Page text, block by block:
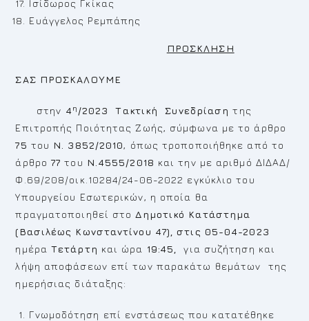
Ισίδωρος Γκίκας
Ευάγγελος Ρεμπάπης
ΠΡΟΣΚΛΗΣΗ
ΣΑΣ ΠΡΟΣΚΑΛΟΥΜΕ
στην 4 η /2023 Τακτική Συνεδρίαση της
Επιτροπής Ποιότητας Ζωής, σύμφωνα με το άρθρο
75 του Ν. 3852/2010, όπως τροποποιήθηκε από το
άρθρο77 του Ν.4555/2018 και την με αριθμό ΔΙΔΑΔ/
Φ.69/208/οικ.10284/24-06-2022 εγκύκλιο του
Υπουργείου Εσωτερικών, η οποία θα
πραγματοποιηθεί στο Δημοτικό Κατάστημα
(Βασιλέως Κωνσταντίνου 47), στις 05-04-2023
ημέρα Τετάρτη και ώρα 19:45,
για συζήτηση και
λήψη αποφάσεων επί των παρακάτω θεμάτων της
ημερήσιας διάταξης:
Γνωμοδότηση επί ενστάσεως που κατατέθηκε